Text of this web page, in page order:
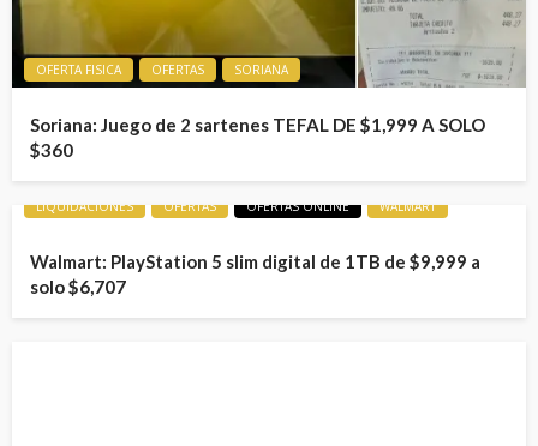
OFERTA FISICA OFERTAS SORIANA
Soriana: Juego de 2 sartenes TEFAL DE $1,999 A SOLO
$360
LIQUIDACIONES OFERTAS OFERTAS ONLINE WALMART
Walmart: PlayStation 5 slim digital de 1TB de $9,999 a
solo $6,707